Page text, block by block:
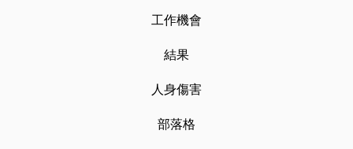
工作機會
結果
人身傷害
部落格